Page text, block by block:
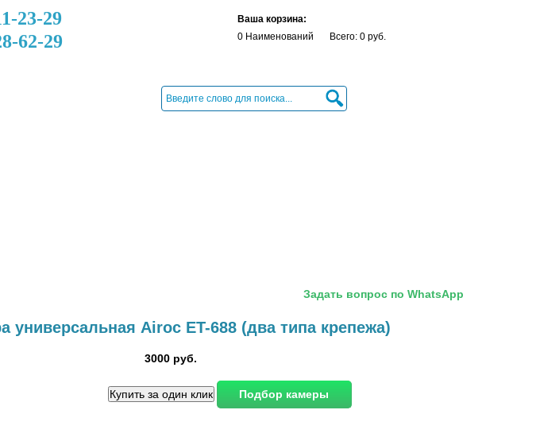
23-29
62-29
Ваша корзина:
0 Наименований
Всего: 0 руб.
Задать вопрос по WhatsApp
универсальная Airoc ET-688 (два типа крепежа)
3000 руб.